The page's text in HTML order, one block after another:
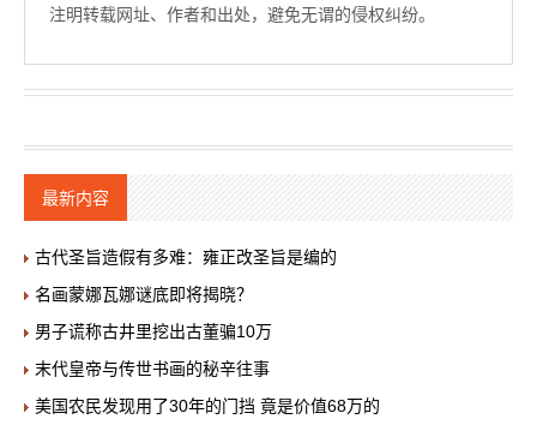
注明转载网址、作者和出处，避免无谓的侵权纠纷。
最新内容
古代圣旨造假有多难：雍正改圣旨是编的
名画蒙娜瓦娜谜底即将揭晓？
男子谎称古井里挖出古董骗10万
末代皇帝与传世书画的秘辛往事
美国农民发现用了30年的门挡 竟是价值68万的